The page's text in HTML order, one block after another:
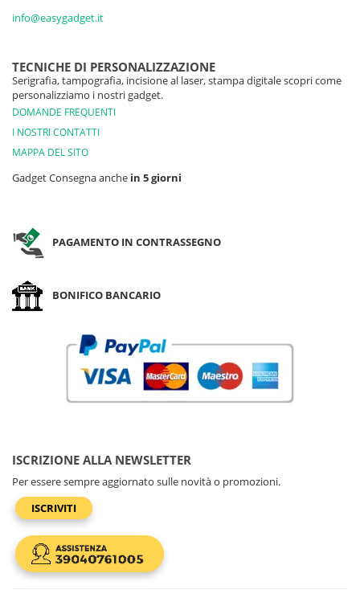
info@easygadget.it
TECNICHE DI PERSONALIZZAZIONE
Serigrafia, tampografia, incisione al laser, stampa digitale scopri come
personalizziamo i nostri gadget.
DOMANDE FREQUENTI
I NOSTRI CONTATTI
MAPPA DEL SITO
Gadget Consegna anche in 5 giorni
PAGAMENTO IN CONTRASSEGNO
BONIFICO BANCARIO
ISCRIZIONE ALLA NEWSLETTER
Per essere sempre aggiornato sulle novità o promozioni.
ISCRIVITI